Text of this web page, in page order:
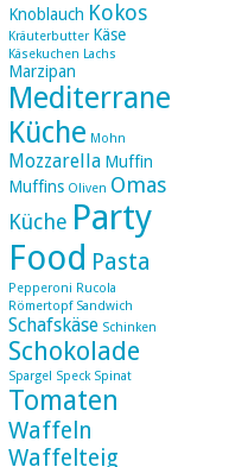
Knoblauch Kokos
Kräuterbutter Käse
Käsekuchen Lachs
Marzipan
Mediterrane
Küche Mohn
Mozzarella Muffin
Muffins Oliven Omas
Küche Party
Food Pasta
Pepperoni Rucola
Römertopf Sandwich
Schafskäse Schinken
Schokolade
Spargel Speck Spinat
Tomaten
Waffeln
Waffelteig